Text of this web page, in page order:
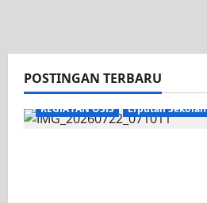
POSTINGAN TERBARU
KEGIATAN OSIS Liputan Sekolah